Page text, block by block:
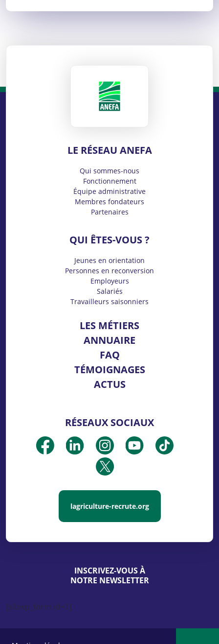
INSCRIVEZ-VOUS À
NOTRE NEWSLETTER
[sibwp_form id=1]
LE RÉSEAU ANEFA
Qui sommes-nous
Fonctionnement
Équipe administrative
Membres fondateurs
Partenaires
QUI ÊTES-VOUS ?
Jeunes en orientation
Personnes en reconversion
Employeurs
Salariés
Travailleurs saisonniers
LES MÉTIERS
ANNUAIRE
FAQ
TÉMOIGNAGES
ACTUS
RÉSEAUX SOCIAUX
lagriculture-recrute.org